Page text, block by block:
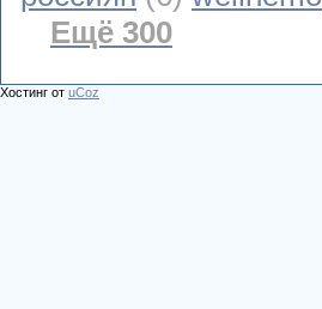
Ещё 300
Хостинг от uCoz